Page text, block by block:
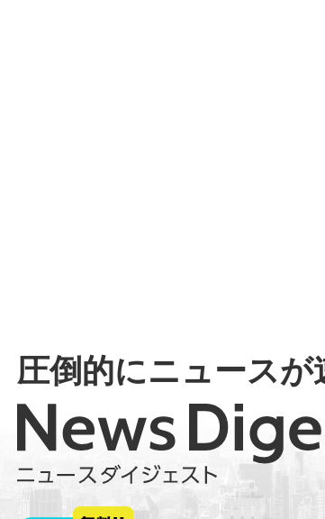
圧倒的にニュースが